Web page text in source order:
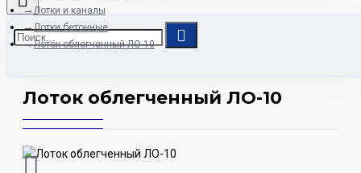
Лотки и каналы
Лотки бетонные
Лоток облегченный ЛО-10
Лоток облегченный ЛО-10